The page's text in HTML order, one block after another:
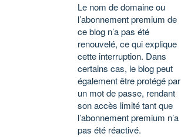
Le nom de domaine ou
l’abonnement premium de
ce blog n’a pas été
renouvelé, ce qui explique
cette interruption. Dans
certains cas, le blog peut
également être protégé par
un mot de passe, rendant
son accès limité tant que
l’abonnement premium n’a
pas été réactivé.